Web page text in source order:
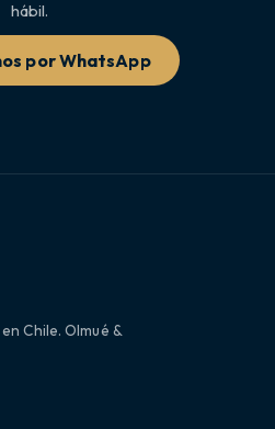
hábil.
por WhatsApp
Chile. Olmué &